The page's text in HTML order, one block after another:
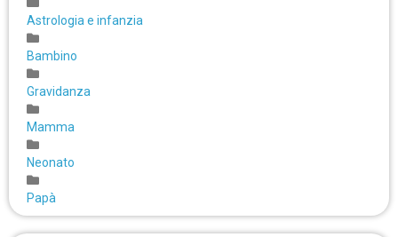
Astrologia e infanzia
Bambino
Gravidanza
Mamma
Neonato
Papà